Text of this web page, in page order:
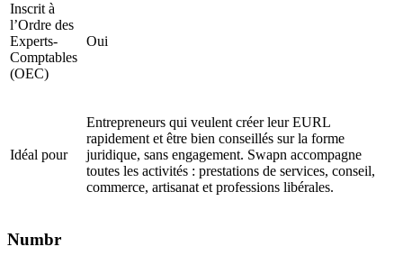
Inscrit à
l’Ordre des
Experts-
Comptables
(OEC)
Oui
Idéal pour
Entrepreneurs qui veulent créer leur EURL
rapidement et être bien conseillés sur la forme
juridique, sans engagement. Swapn accompagne
toutes les activités : prestations de services, conseil,
commerce, artisanat et professions libérales.
Numbr